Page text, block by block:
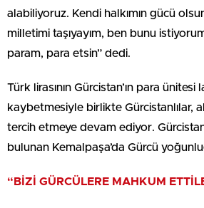
alabiliyoruz. Kendi halkımın gücü
milletimi taşıyayım, ben bunu
param, para etsin” dedi.
Türk lirasının Gürcistan’ın para ünitesi
kaybetmesiyle birlikte Gürcistanlılar,
tercih etmeye devam ediyor.
bulunan Kemalpaşa’da Gürcü
“BİZİ GÜRCÜLERE MAHKUM